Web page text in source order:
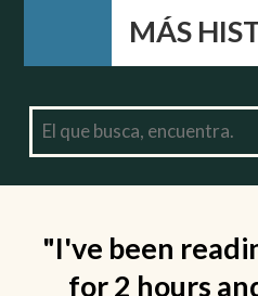
MÁS
"I've been
for 2 hours